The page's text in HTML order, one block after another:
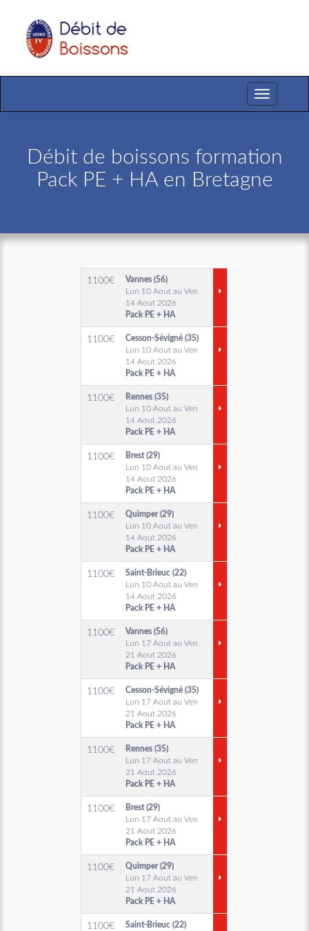
Toggle
navigation
Débit de boissons formation
Pack PE + HA en Bretagne
1100€
Vannes (56)
Lun 10 Aout au Ven
14 Aout 2026
Pack PE + HA
1100€
Cesson-Sévigné (35)
Lun 10 Aout au Ven
14 Aout 2026
Pack PE + HA
1100€
Rennes (35)
Lun 10 Aout au Ven
14 Aout 2026
Pack PE + HA
1100€
Brest (29)
Lun 10 Aout au Ven
14 Aout 2026
Pack PE + HA
1100€
Quimper (29)
Lun 10 Aout au Ven
14 Aout 2026
Pack PE + HA
1100€
Saint-Brieuc (22)
Lun 10 Aout au Ven
14 Aout 2026
Pack PE + HA
1100€
Vannes (56)
Lun 17 Aout au Ven
21 Aout 2026
Pack PE + HA
1100€
Cesson-Sévigné (35)
Lun 17 Aout au Ven
21 Aout 2026
Pack PE + HA
1100€
Rennes (35)
Lun 17 Aout au Ven
21 Aout 2026
Pack PE + HA
1100€
Brest (29)
Lun 17 Aout au Ven
21 Aout 2026
Pack PE + HA
1100€
Quimper (29)
Lun 17 Aout au Ven
21 Aout 2026
Pack PE + HA
1100€
Saint-Brieuc (22)